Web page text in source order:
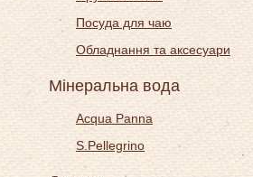
Посуда для чаю
Обладнання та аксесуари
Мінеральна вода
Acqua Panna
S.Pellegrino